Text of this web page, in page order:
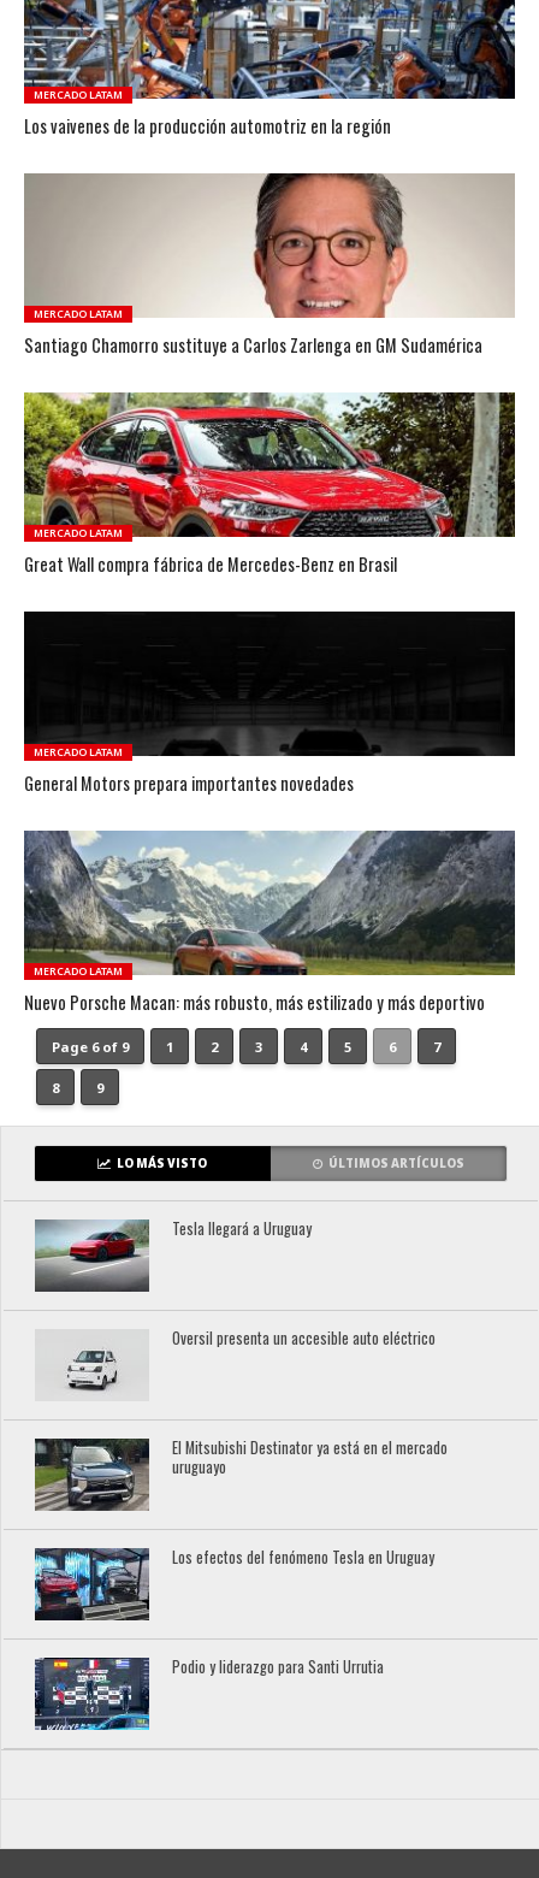
MERCADO LATAM
Los vaivenes de la producción automotriz en la región
MERCADO LATAM
Santiago Chamorro sustituye a Carlos Zarlenga en GM Sudamérica
MERCADO LATAM
Great Wall compra fábrica de Mercedes-Benz en Brasil
MERCADO LATAM
General Motors prepara importantes novedades
MERCADO LATAM
Nuevo Porsche Macan: más robusto, más estilizado y más deportivo
Page 6 of 9 1 2 3 4 5 6 7
8 9
LO MÁS VISTO ÚLTIMOS ARTÍCULOS
Tesla llegará a Uruguay
Oversil presenta un accesible auto eléctrico
El Mitsubishi Destinator ya está en el mercado
uruguayo
Los efectos del fenómeno Tesla en Uruguay
Podio y liderazgo para Santi Urrutia